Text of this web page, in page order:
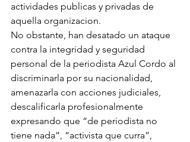
actividades publicas y privadas de
aquella organizacion.
No obstante, han desatado un ataque
contra la integridad y seguridad
personal de la periodista Azul Cordo al
discriminarla por su nacionalidad,
amenazarla con acciones judiciales,
descalificarla profesionalmente
expresando que “de periodista no
tiene nada”, “activista que curra”,